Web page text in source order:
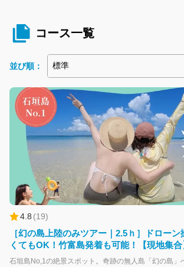
船で行く五目釣りコース。初心者の方やお子さ
ッフが丁寧にレクチャーいたします。五目釣
釣れるのが楽しい！目指せ南海の大物！釣っ
酒屋をご紹介でき、ご自身で食べる時間は至福
POINT
3
幻の島「上陸のみ」プラン
大人気スポットの幻の島に行きたいけど、シュ
たくないという方向けに、上陸のみのプラン
コース一覧
並び順：
4.8 (19)
［幻の島上陸のみツアー｜2.5ｈ］ドロー
くてもOK！竹富島発着も可能！【現地集合